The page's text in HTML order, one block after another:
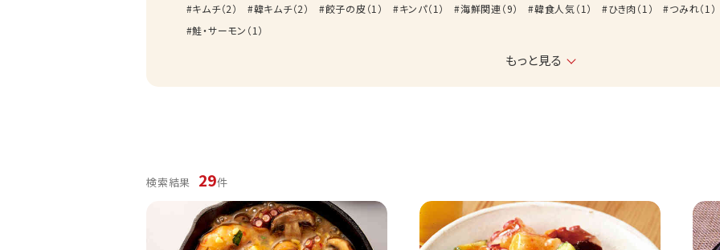
キムチ（2） 韓キムチ（2） 餃子の皮 （1 ） キンパ（1 ） 海鮮関連（9） 韓食人気 （1 ） ひき肉（1 ） つみれ（1 ）
鮭・サーモン （1 ）
もっと見る
検索結果 29件